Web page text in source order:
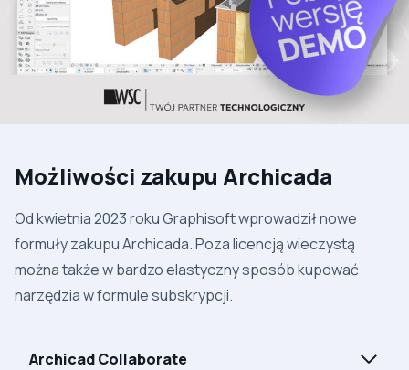
Możliwości zakupu Archicada
Od kwietnia 2023 roku Graphisoft wprowadził nowe
formuły zakupu Archicada. Poza licencją wieczystą
można także w bardzo elastyczny sposób kupować
narzędzia w formule subskrypcji.
Archicad Collaborate